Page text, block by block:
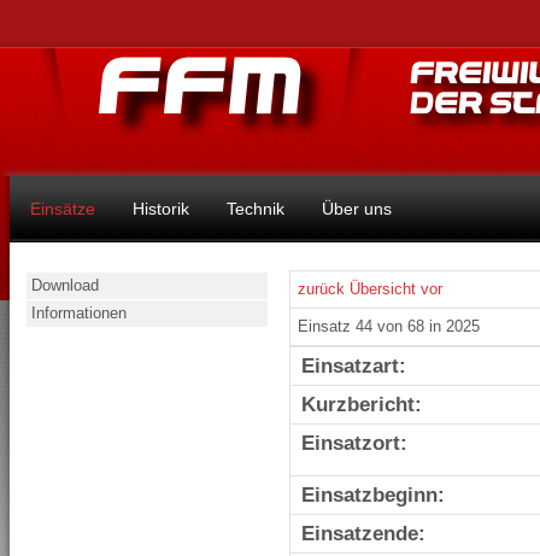
Einsätze Historik Technik Über uns
Download
Informationen
zurück Übersicht vor
Einsatz 44 von 68 in 2025
Einsatzart:
Kurzbericht:
Einsatzort:
Einsatzbeginn:
Einsatzende: